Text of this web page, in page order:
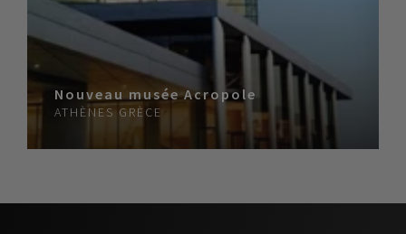
Nouveau musée Acropole
ATHÈNES GRÈCE